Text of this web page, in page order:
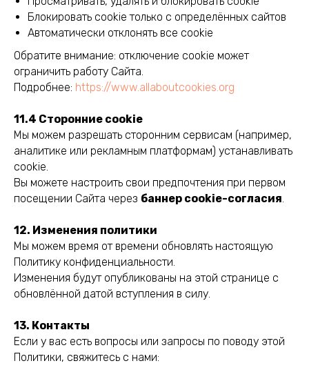
Блокировать cookie только с определённых сайтов
Автоматически отклонять все cookie
Обратите внимание: отключение cookie может
ограничить работу Сайта.
Подробнее: https://www.allaboutcookies.org
11.4 Сторонние cookie
Мы можем разрешать сторонним сервисам (например,
аналитике или рекламным платформам) устанавливать
cookie.
Вы можете настроить свои предпочтения при первом
посещении Сайта через баннер cookie-согласия.
12. Изменения политики
Мы можем время от времени обновлять настоящую
Политику конфиденциальности.
Изменения будут опубликованы на этой странице с
обновлённой датой вступления в силу.
13. Контакты
Если у вас есть вопросы или запросы по поводу этой
Политики, свяжитесь с нами:
Политика конфиденциальности
Условия использования и прайс
Виза без права на работу